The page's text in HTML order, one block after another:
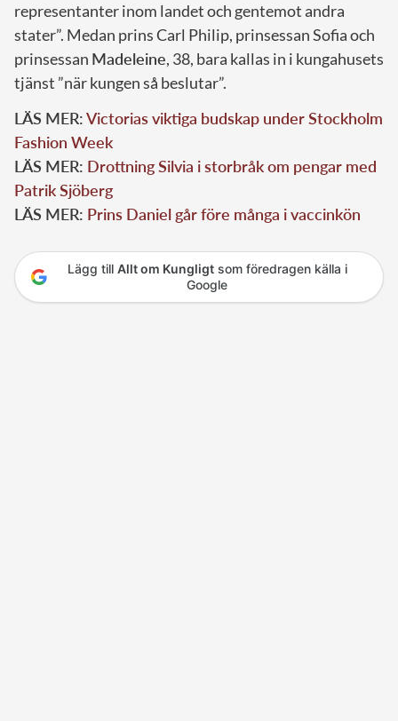
representanter inom landet och gentemot andra
stater”. Medan prins Carl Philip, prinsessan Sofia och
prinsessan Madeleine, 38, bara kallas in i kungahusets
tjänst ”när kungen så beslutar”.
LÄS MER:Victorias viktiga budskap under Stockholm
Fashion Week
LÄS MER: Drottning Silvia i storbråk om pengar med
Patrik Sjöberg
LÄS MER: Prins Daniel går före många i vaccinkön
Lägg till Allt om Kungligtsom föredragen källa i
Google